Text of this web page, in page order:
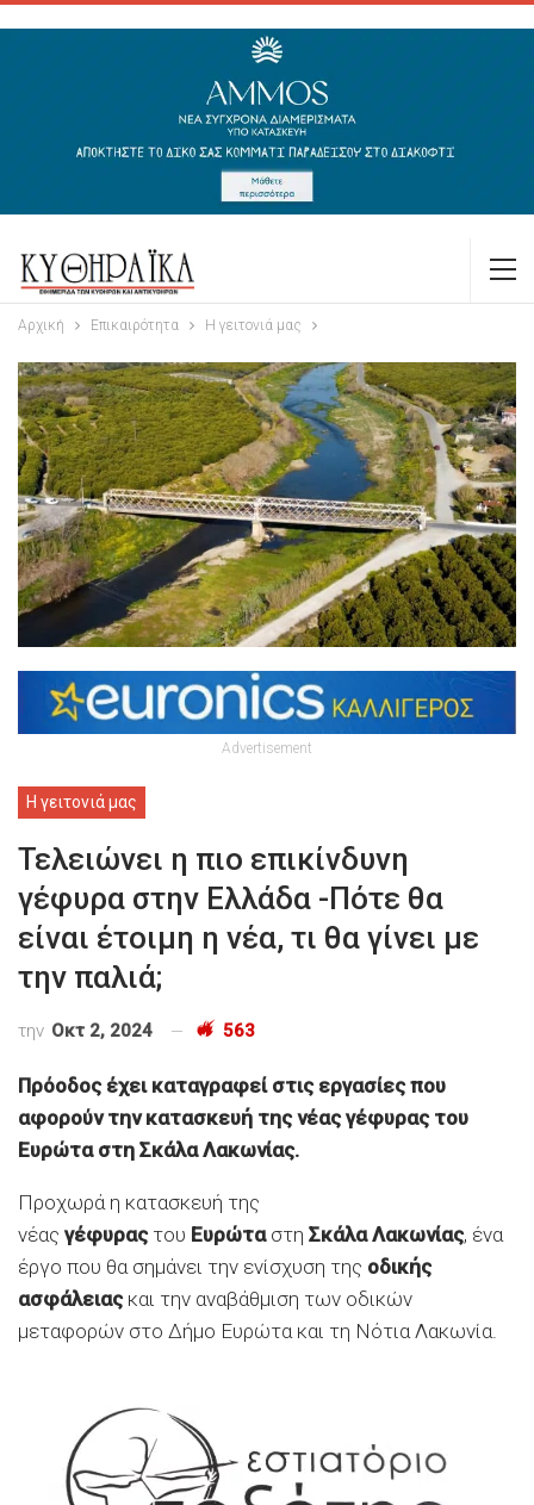
Αρχική Επικαιρότητα Η γειτονιά μας
Advertisement
Η γειτονιά μας
Τελειώνει η πιο επικίνδυνη
γέφυρα στην Ελλάδα -Πότε θα
είναι έτοιμη η νέα, τι θα γίνει με
την παλιά;
την Οκτ 2, 2024 563
Πρόοδος έχει καταγραφεί στις εργασίες που
αφορούν την κατασκευή της νέας γέφυρας του
Ευρώτα στη Σκάλα Λακωνίας.
Προχωρά η κατασκευή της
νέας γέφυρας του Ευρώτα στη Σκάλα Λακωνίας, ένα
έργο που θα σημάνει την ενίσχυση της οδικής
ασφάλειας και την αναβάθμιση των οδικών
μεταφορών στο Δήμο Ευρώτα και τη Νότια Λακωνία.